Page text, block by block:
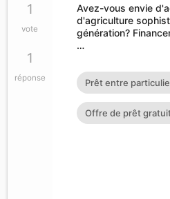
1
vote
1
réponse
Avez-vous envie
d'agriculture
génération?
…
Prêt entre
Mr Cheryl
Offre de prêt